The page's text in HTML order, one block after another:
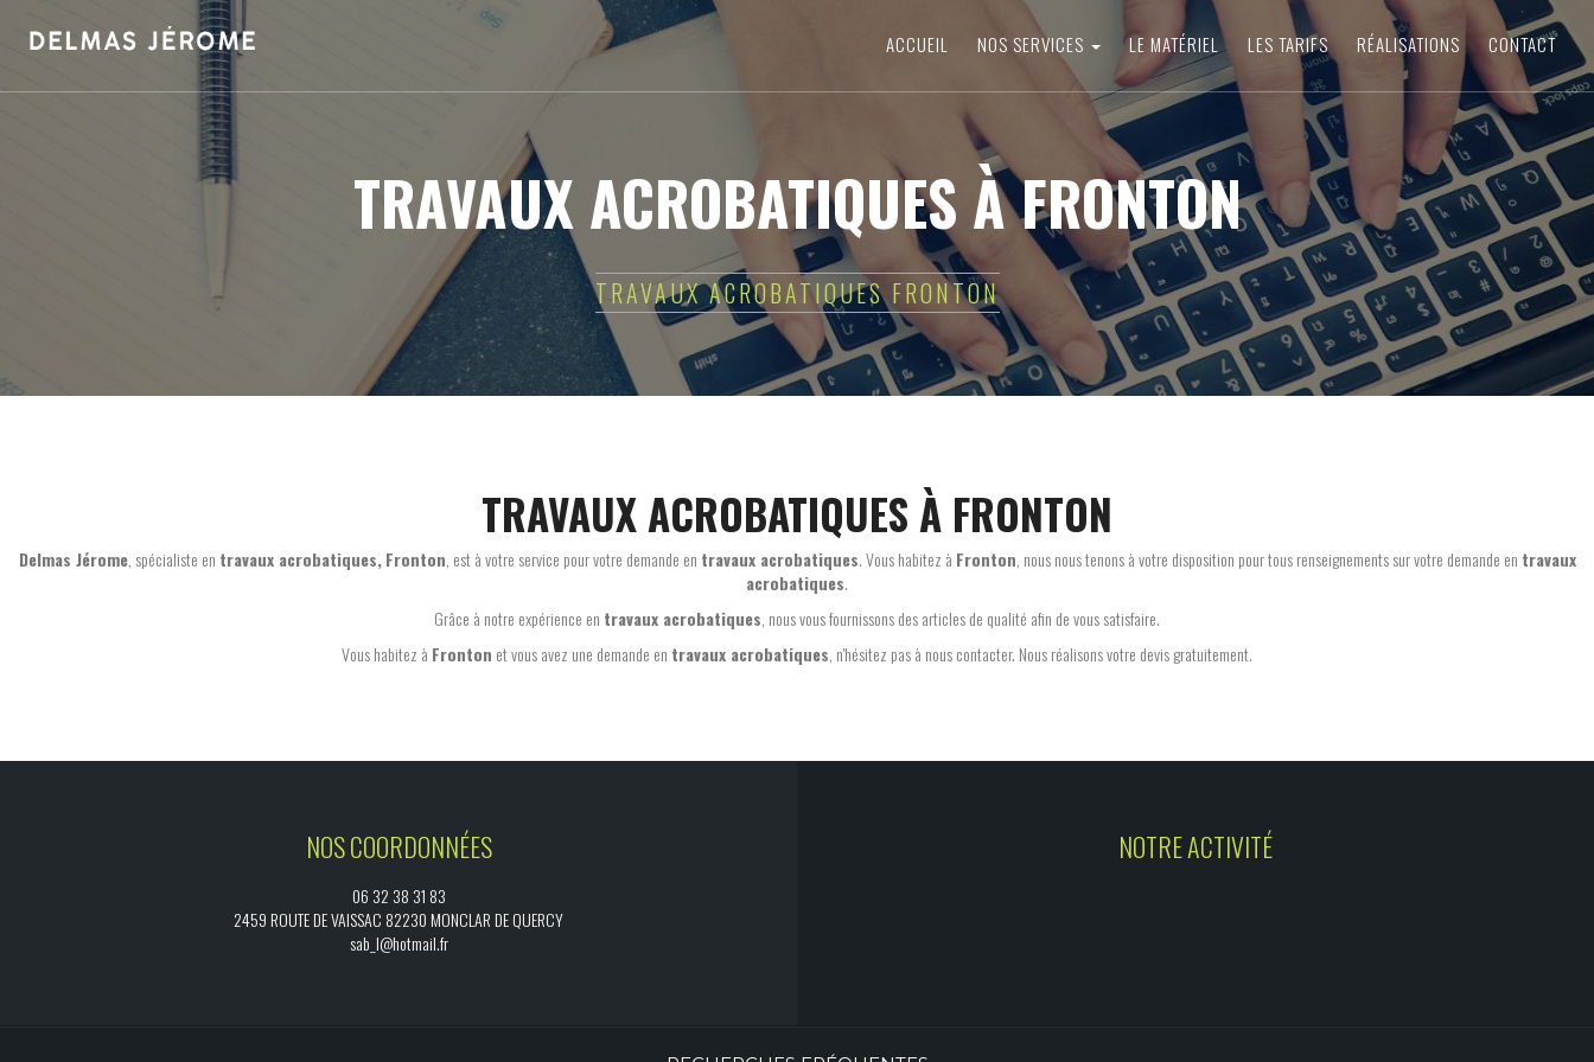
ACCUEIL NOS SERVICES LE MATÉRIEL LES TARIFS RÉALISATIONS CONTACT
TRAVAUX ACROBATIQUES À FRONTON
TRAVAUX ACROBATIQUES FRONTON
TRAVAUX ACROBATIQUES À FRONTON
Delmas Jérome, spécialiste en travaux acrobatiques, Fronton , est à votre service pour votre demande en travaux acrobatiques. Vous habitez à Fronton , nous nous tenons à votre disposition pour tous renseignements sur votre demande en travaux
acrobatiques.
Grâce à notre expérience en travaux acrobatiques , nous vous fournissons des articles de qualité afin de vous satisfaire.
Vous habitez à Fronton et vous avez une demande en travaux acrobatiques , n'hésitez pas à nous contacter. Nous réalisons votre devis gratuitement.
NOS COORDONNÉES
06 32 38 31 83
2459 ROUTE DE VAISSAC 82230 MONCLAR DE QUERCY
sab_l@hotmail.fr
NOTRE ACTIVITÉ